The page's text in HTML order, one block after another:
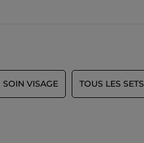
SOIN VISAGE TOUS LES